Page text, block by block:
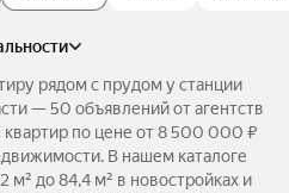
рядом с прудом у станции
— 50 объявлений от агентств
квартир по цене от 8 500 000 ₽
В нашем каталоге
до 84,4 м² в новостройках и